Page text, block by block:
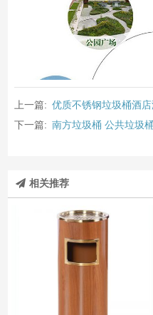
上一篇: 优质不锈钢垃圾桶酒
下一篇: 南方垃圾桶 公共垃圾
相关推荐